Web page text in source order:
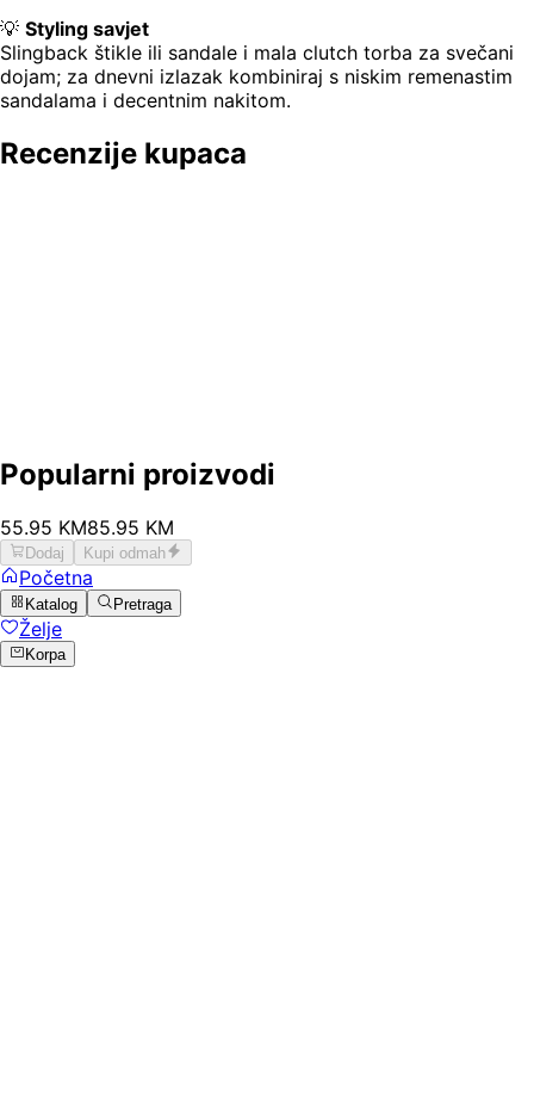
💡 Styling savjet
Slingback štikle ili sandale i mala clutch torba za svečani
dojam; za dnevni izlazak kombiniraj s niskim remenastim
sandalama i decentnim nakitom.
Recenzije kupaca
Popularni proizvodi
55.95 KM85.95 KM
Dodaj Kupi odmah
Početna
Katalog Pretraga
Želje
Korpa